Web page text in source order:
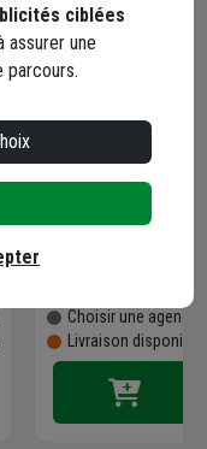
Code : 453002-1
Choisir une agence
Livraison
ciblées
assurer une
parcours.